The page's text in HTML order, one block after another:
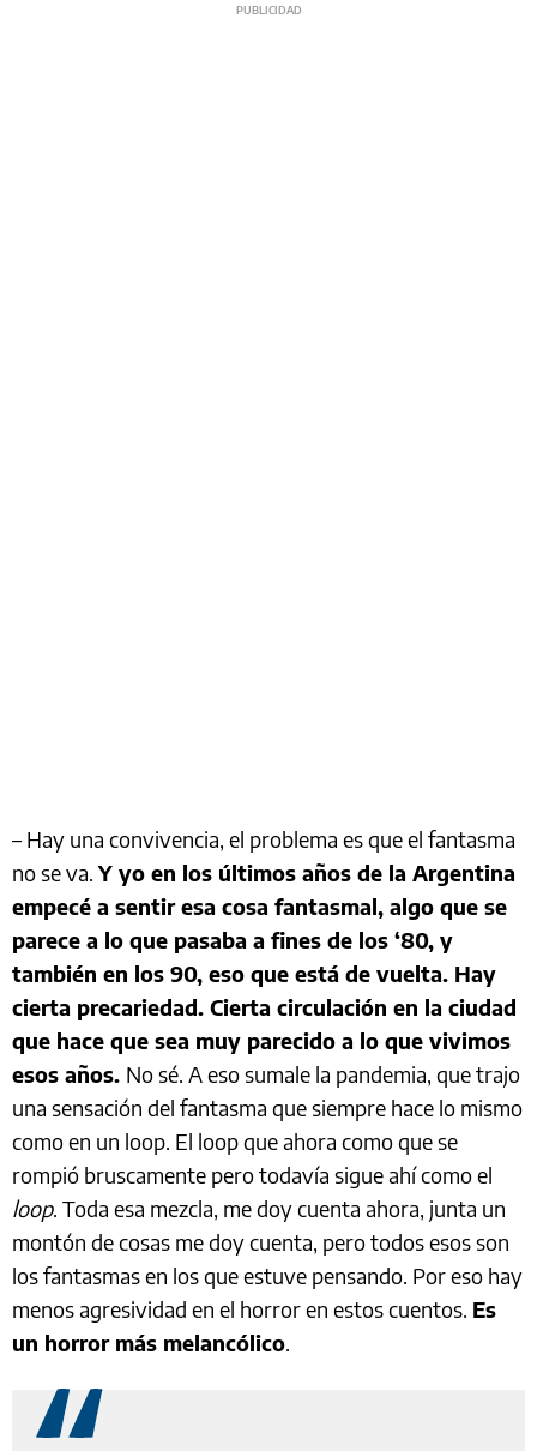
– Hay una convivencia, el problema es que el fantasma
no se va.Y yo en los últimos años de la Argentina
empecé a sentir esa cosa fantasmal, algo que se
parece a lo que pasaba a fines de los ‘80, y
también en los 90, eso que está de vuelta. Hay
cierta precariedad. Cierta circulación en la ciudad
que hace que sea muy parecido a lo que vivimos
esos años. No sé. A eso sumale la pandemia, que trajo
una sensación del fantasma que siempre hace lo mismo
como en un loop. El loop que ahora como que se
rompió bruscamente pero todavía sigue ahí como el
loop. Toda esa mezcla, me doy cuenta ahora, junta un
montón de cosas me doy cuenta, pero todos esos son
los fantasmas en los que estuve pensando. Por eso hay
menos agresividad en el horror en estos cuentos. Es
un horror más melancólico.